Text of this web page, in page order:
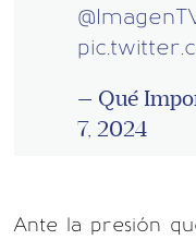
— Qué
7, 2024
Ante la presión